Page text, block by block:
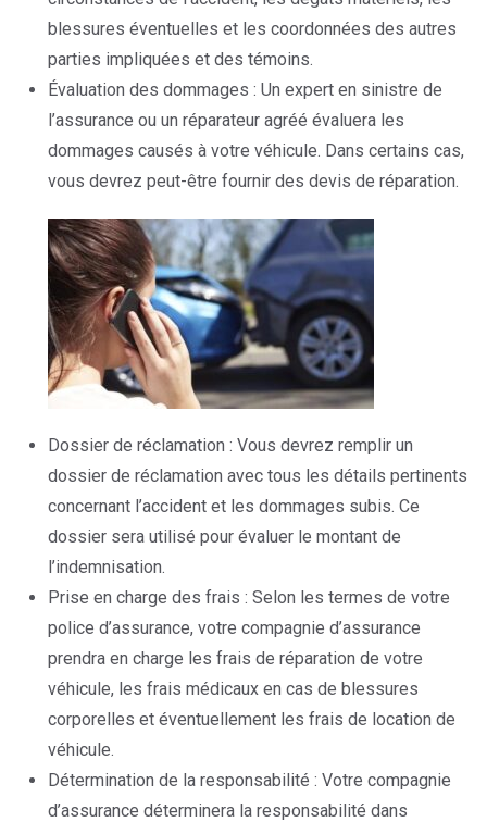
blessures éventuelles et les coordonnées des autres
parties impliquées et des témoins.
Évaluation des dommages : Un expert en sinistre de
l’assurance ou un réparateur agréé évaluera les
dommages causés à votre véhicule. Dans certains cas,
vous devrez peut-être fournir des devis de réparation.
Dossier de réclamation : Vous devrez remplir un
dossier de réclamation avec tous les détails pertinents
concernant l’accident et les dommages subis. Ce
dossier sera utilisé pour évaluer le montant de
l’indemnisation.
Prise en charge des frais : Selon les termes de votre
police d’assurance, votre compagnie d’assurance
prendra en charge les frais de réparation de votre
véhicule, les frais médicaux en cas de blessures
corporelles et éventuellement les frais de location de
véhicule.
Détermination de la responsabilité : Votre compagnie
d’assurance déterminera la responsabilité dans